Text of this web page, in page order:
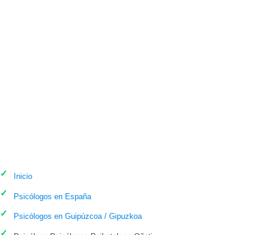
Inicio
Psicólogos en España
Psicólogos en Guipúzcoa / Gipuzkoa